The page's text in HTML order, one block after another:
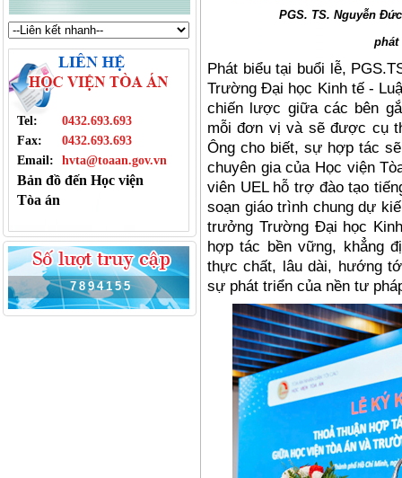
Tel:
0432.693.693
Fax:
0432.693.693
Email:
hvta@toaan.gov.vn
Bản đồ đến Học viện
Tòa án
7 8 9 4 1 5 5
PGS. TS. Nguyễn
phát
Phát biểu tại buổi lễ,
Trường Đại học Kinh tế- Lu
chiến lược giữa các bên
mỗi đơn vị và sẽ được cụ
Ông cho biết, sự hợp tác
chuyên gia của Học viện
viên UEL hỗ trợ đào tạo ti
soạn giáo trình chung dự
trưởng Trường Đại học
hợp tác bền vững, khẳng
thực chất, l âu dài, hướng
sự phát triển của nền tư phá